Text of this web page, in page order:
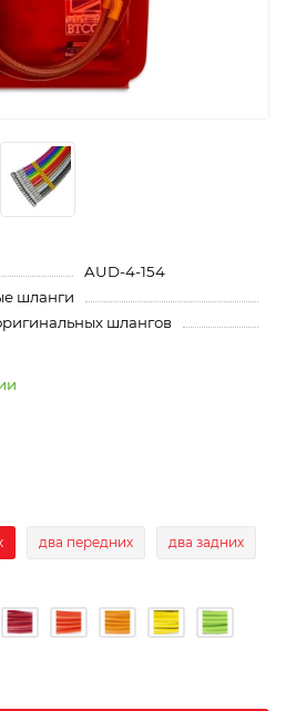
AUD-4-154
шланги
шлангов
два передних два задних